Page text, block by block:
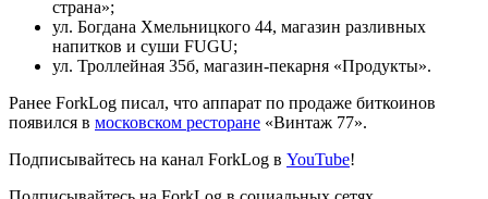
страна»;
ул. Богдана Хмельницкого 44, магазин разливных
напитков и суши FUGU;
ул. Троллейная 35б, магазин-пекарня «Продукты».
Ранее ForkLog писал, что аппарат по продаже биткоинов
появился в московском ресторане «Винтаж 77».
Подписывайтесь на канал ForkLog в YouTube!